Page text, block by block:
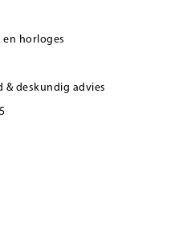
en horloges
deskundig advies